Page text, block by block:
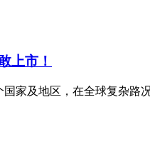
上市！
家及地区，在全球复杂